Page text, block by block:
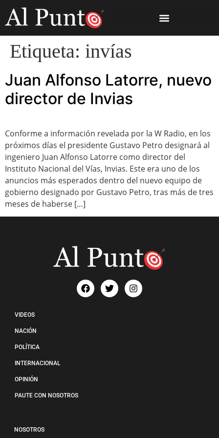
Etiqueta: invías
Juan Alfonso Latorre, nuevo
director de Invias
Conforme a información revelada por la W Radio, en los
próximos días el presidente Gustavo Petro designará al
ingeniero Juan Alfonso Latorre como director del
Instituto Nacional del Vías, Invias. Este era uno de los
anuncios más esperados dentro del nuevo equipo de
gobierno designado por Gustavo Petro, tras más de tres
meses de haberse […]
VIDEOS
NACIÓN
POLÍTICA
INTERNACIONAL
OPINIÓN
PAUTE CON NOSOTROS
NOSOTROS